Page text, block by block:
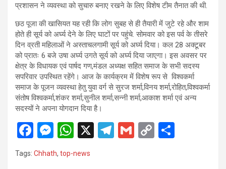
प्रशासन ने व्यवस्था को सुचारु बनाए रखने के लिए विशेष टीम तैनात की थी.
छठ पूजा की खासियत यह रही कि लोग सुबह से ही तैयारी में जुटे रहे और शाम
होते ही सूर्य को अर्घ्‍य देने के लिए घाटों पर पहुंचे. सोमवार को इस पर्व के तीसरे
दिन व्रती महिलाओं ने अस्ताचलगामी सूर्य को अर्घ्य दिया। कल 28 अक्टूबर
को प्रातः 6 बजे उषा अर्घ्य उगते सूर्य को अर्घ्य दिया जाएगा। इस अवसर पर
क्षेत्र के विधायक एवं पार्षद गण,मंडल अध्यक्ष सहित समाज के सभी सदस्य
सपरिवार उपस्थित रहेंगे। आज के कार्यक्रम में विशेष रूप से विश्वकर्मा
समाज के पूजन व्यवस्था हेतु युवा वर्ग से सुरज शर्मा,विनय शर्मा,रोहित,विश्वकर्मा
संतोष विश्वकर्मा,शंकर शर्मा,सुनील शर्मा,सन्नी शर्मा,आकाश शर्मा एवं अन्य
सदस्यों ने अपना योगदान दिया है।
F
a
ce
M
es
se
W
at
X
T
G
C
Tags: Chhath, top-news